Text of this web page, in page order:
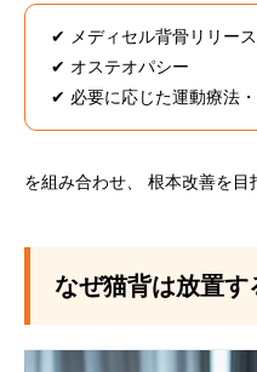
✔ メディセル背骨リリース
✔ オステオパシー
✔ 必要に応じた運動療法
を組み合わせ、 根本改善を目
なぜ猫背は放置す